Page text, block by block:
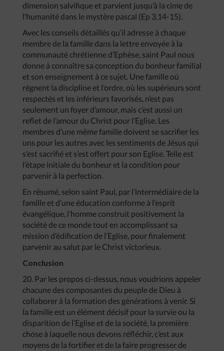
dimension salvifique et parvient jusqu’à la cime de
l’humanité dans le mystère pascal (Ep 3,14-15).
Avec les conseils détaillés qu’il adresse à chaque
membre de la famille dans la lettre envoyée à la
communauté chrétienne d’Ephèse, saint Paul nous
donne à connaître sa conception du bonheur familial
et son enseignement à ce sujet. Une famille où
règnent la discipline et l’ordre, où les supérieurs sont
respectés et les inférieurs favorisés, n’est pas
seulement un foyer d’amour, mais c’est aussi un
reflet de l’amour du Christ pour l’Eglise. Les
membres d’une même famille doivent se sacrifier les
uns pour les autres avec les sentiments de Jésus qui
s’est sacrifié et s’est offert pour son Eglise. Telle est
l’étape initiale du bonheur et la condition pour
parvenir à la perfection.
En résumé, selon saint Paul, par l’intermédiaire de la
famille et d’une éducation conforme à l’esprit
évangélique, l’homme construit positivement la
société de ce monde tout en accomplissant sa
mission d’édification de l’Eglise, pour finalement
parvenir au salut par le Christ victorieux.
Conclusion
20. Par les propos ci-dessus, nous voudrions appeler
chacune des composantes du peuple de Dieu à
collaborer à la formation des générations à venir. Si
la famille est un élément décisif pour la survie ou la
disparition de l’Eglise et de la société, la première
chose à laquelle nous devons réfléchir, c’est aux
moyens de la fortifier et de la faire progresser de